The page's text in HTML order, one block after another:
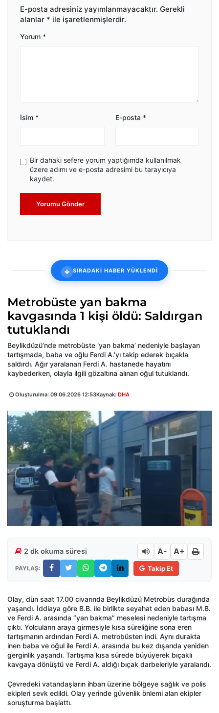
E-posta adresiniz yayımlanmayacaktır. Gerekli
alanlar * ile işaretlenmişlerdir.
Yorum *
İsim * E-posta *
Bir dahaki sefere yorum yaptığımda kullanılmak
üzere adımı ve e-posta adresimi bu tarayıcıya
kaydet.
Yorumu Gönder
SIRADAKİ HABER YÜKLENDİ
Metrobüste yan bakma
kavgasında 1 kişi öldü: Saldırgan
tutuklandı
Beylikdüzü’nde metrobüste ‘yan bakma’ nedeniyle başlayan
tartışmada, baba ve oğlu Ferdi A.’yı takip ederek bıçakla
saldırdı. Ağır yaralanan Ferdi A. hastanede hayatını
kaybederken, olayla ilgili gözaltına alınan oğul tutuklandı.
Oluşturulma: 09.06.2026 12:53Kaynak: DHA
2 dk okuma süresi A- A+
PAYLAŞ: Takip Et
Olay, dün saat 17.00 civarında Beylikdüzü Metrobüs durağında
yaşandı. İddiaya göre B.B. ile birlikte seyahat eden babası M.B.
ve Ferdi A. arasında “yan bakma” meselesi nedeniyle tartışma
çıktı. Yolcuların araya girmesiyle kısa süreliğine sona eren
tartışmanın ardından Ferdi A. metrobüsten indi. Aynı durakta
inen baba ve oğul ile Ferdi A. arasında bu kez dışarıda yeniden
gerginlik yaşandı. Tartışma kısa sürede büyüyerek bıçaklı
kavgaya dönüştü ve Ferdi A. aldığı bıçak darbeleriyle yaralandı.
Çevredeki vatandaşların ihbarı üzerine bölgeye sağlık ve polis
ekipleri sevk edildi. Olay yerinde güvenlik önlemi alan ekipler
soruşturma başlattı.